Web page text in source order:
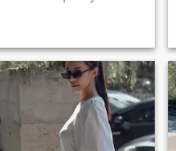
are interested in getting
know me and developing a